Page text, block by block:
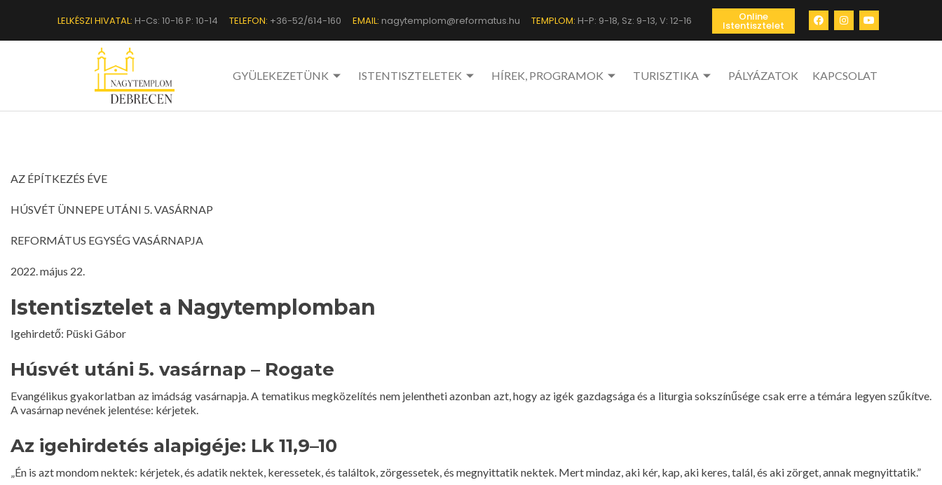
LELKÉSZI HIVATAL: H-Cs: 10-16 P: 10-14 TELEFON: +36-52/614-160 EMAIL: nagytemplom@reformatus.hu TEMPLOM: H-P: 9-18, Sz: 9-13, V: 12-16 Online
Istentisztelet
GYÜLEKEZETÜNK ISTENTISZTELETEK HÍREK, PROGRAMOK TURISZTIKA PÁLYÁZATOK KAPCSOLAT
AZ ÉPÍTKEZÉS ÉVE
HÚSVÉT ÜNNEPE UTÁNI 5. VASÁRNAP
REFORMÁTUS EGYSÉG VASÁRNAPJA
2022. május 22.
Istentisztelet a Nagytemplomban
Igehirdető: Püski Gábor
Húsvét utáni 5. vasárnap – Rogate
Evangélikus gyakorlatban az imádság vasárnapja. A tematikus megközelítés nem jelentheti azonban azt, hogy az igék gazdagsága és a liturgia sokszínűsége csak erre a témára legyen szűkítve.
A vasárnap nevének jelentése: kérjetek.
Az igehirdetés alapigéje: Lk 11,9–10
„Én is azt mondom nektek: kérjetek, és adatik nektek, keressetek, és találtok, zörgessetek, és megnyittatik nektek. Mert mindaz, aki kér, kap, aki keres, talál, és aki zörget, annak megnyittatik.”